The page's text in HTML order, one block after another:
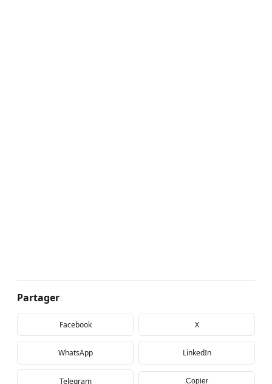
Partager
Facebook X
WhatsApp LinkedIn
Telegram Copier